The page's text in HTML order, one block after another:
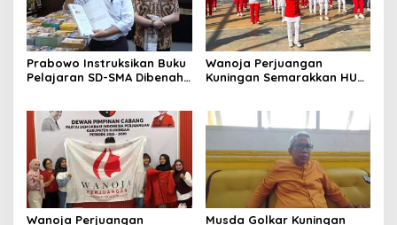
Prabowo Instruksikan Buku
Pelajaran SD-SMA Dibenahi,
Wanoja Perjuangan
Kuningan Semarakkan HUT
dan Berdaya
Wanoja Perjuangan
Musda Golkar Kuningan